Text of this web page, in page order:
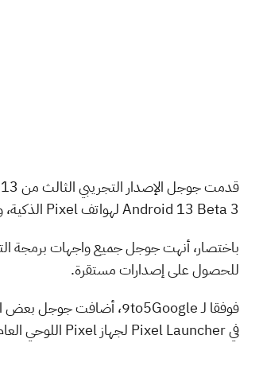
Android 13 Beta 3 لهواتف Pixel الذكية، وهو يمثل بداية استقرار النظام الأساسي والذي سيستمر إلى ما بعد الإصدار النهائي لنظام التشغيل.
للحصول على إصدارات مستقرة.
في Pixel Launcher لجهاز Pixel اللوحي العام المقبل وواجهة مستخدم جديدة لتسجيل بصمات الأصابع لهاتفي Pixel 6 و Pixel 6 Pro.